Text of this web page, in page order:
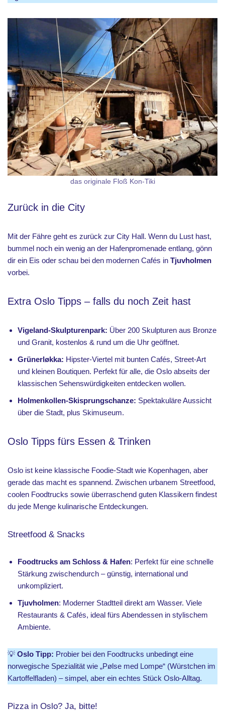
das originale Floß Kon-Tiki
Zurück in die City
Mit der Fähre geht es zurück zur City Hall. Wenn du Lust hast,
bummel noch ein wenig an der Hafenpromenade entlang, gönn
dir ein Eis oder schau bei den modernen Cafés in Tjuvholmen
vorbei.
Extra Oslo Tipps – falls du noch Zeit hast
Vigeland-Skulpturenpark: Über 200 Skulpturen aus Bronze
und Granit, kostenlos & rund um die Uhr geöffnet.
Grünerløkka: Hipster-Viertel mit bunten Cafés, Street-Art
und kleinen Boutiquen. Perfekt für alle, die Oslo abseits der
klassischen Sehenswürdigkeiten entdecken wollen.
Holmenkollen-Skisprungschanze: Spektakuläre Aussicht
über die Stadt, plus Skimuseum.
Oslo Tipps fürs Essen & Trinken
Oslo ist keine klassische Foodie-Stadt wie Kopenhagen, aber
gerade das macht es spannend. Zwischen urbanem Streetfood,
coolen Foodtrucks sowie überraschend guten Klassikern findest
du jede Menge kulinarische Entdeckungen.
Streetfood & Snacks
Foodtrucks am Schloss & Hafen: Perfekt für eine schnelle
Stärkung zwischendurch – günstig, international und
unkompliziert.
Tjuvholmen: Moderner Stadtteil direkt am Wasser. Viele
Restaurants & Cafés, ideal fürs Abendessen in stylischem
Ambiente.
💡 Oslo Tipp: Probier bei den Foodtrucks unbedingt eine
norwegische Spezialität wie „Pølse med Lompe“ (Würstchen im
Kartoffelfladen) – simpel, aber ein echtes Stück Oslo-Alltag.
Pizza in Oslo? Ja, bitte!